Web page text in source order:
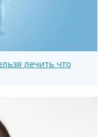
лечить что